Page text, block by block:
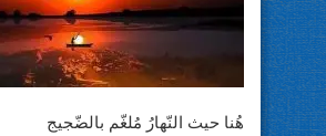
هُنا حيث النّهارُ مُلغّم بالضّجيج